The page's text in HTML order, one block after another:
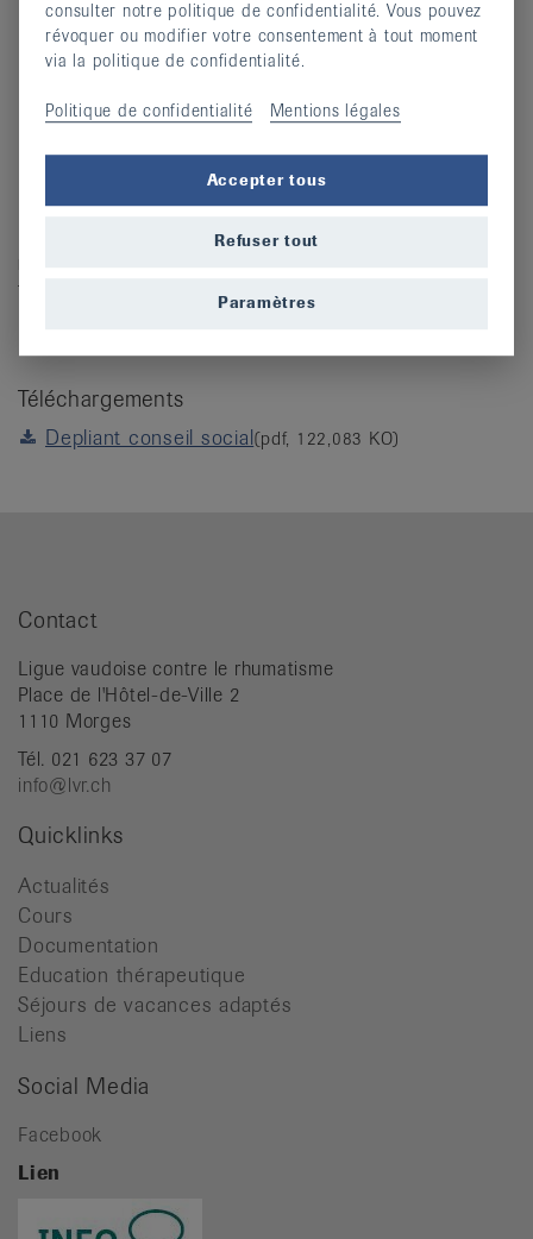
Aides et dispositifs de traitement
Mesures de réadaptation
Pension d'invalidité / prestations complémentaires
Revendication des survivants.
Pour de plus amples renseignements ou pour un
téléphone au 021 623 37 07.
Téléchargements
Depliant conseil social(pdf, 122,083 KO)
Contact
Ligue vaudoise contre le rhumatisme
Place de l'Hôtel-de-Ville 2
1110 Morges
Tél. 021 623 37 07
info@lvr.ch
Quicklinks
Actualités
Cours
Documentation
Education thérapeutique
Séjours de vacances adaptés
Liens
Social Media
Facebook
Lien
consulter notre politique de confidentialité. Vous pouvez
révoquer ou modifier votre consentement à tout moment
via la politique de confidentialité.
Politique de confidentialité Mentions légales
Accepter tous
Refuser tout
Paramètres